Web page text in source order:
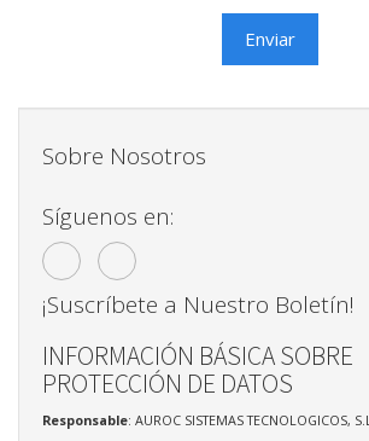
Enviar
Sobre Nosotros
Síguenos en:
¡Suscríbete a Nuestro Boletín!
INFORMACIÓN BÁSICA SOBRE
PROTECCIÓN DE DATOS
Responsable: AUROC SISTEMAS TECNOLOGICOS, S.L.